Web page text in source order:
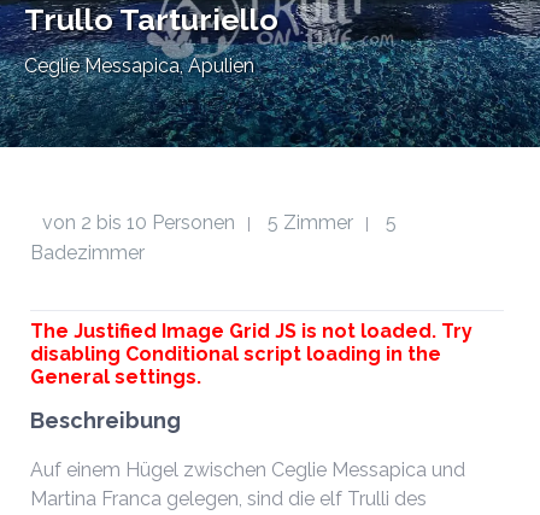
Trullo Tarturiello
Ceglie Messapica, Apulien
von 2 bis 10 Personen 5 Zimmer
5
Badezimmer
The Justified Image Grid JS is not loaded. Try
disabling Conditional script loading in the
General settings.
Beschreibung
Auf einem Hügel zwischen Ceglie Messapica und
Martina Franca gelegen, sind die elf Trulli des